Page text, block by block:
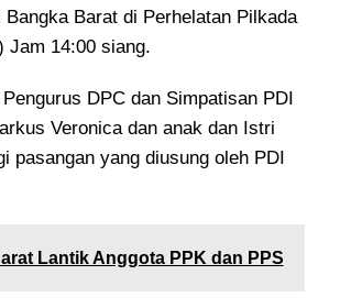
Barat di Perhelatan Pilkada
Jam 14:00 siang.
DPC dan Simpatisan PDI
Veronica dan anak dan Istri
pasangan yang diusung oleh PDI
Lantik Anggota PPK dan PPS